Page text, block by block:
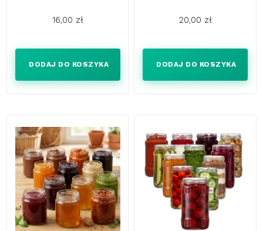
16,00 zł
DODAJ DO KOSZYKA
20,00 zł
DODAJ DO KOSZYKA